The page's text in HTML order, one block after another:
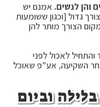
והן לנשים. אמנם יש
גדול [וכגון ששומעות
הצורך מותר להן
לאכול לפני
השקיעה, אע"פ שאוכל
וביום